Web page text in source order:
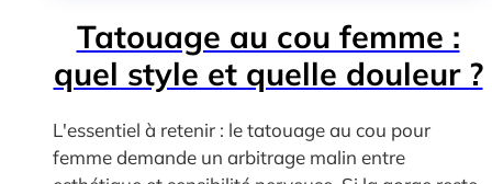
Tatouage au cou femme :
quel style et quelle douleur ?
L'essentiel à retenir : le tatouage au cou pour
femme demande un arbitrage malin entre